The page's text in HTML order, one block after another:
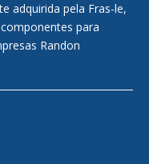
adquirida pela Fras-le,
para
Randon